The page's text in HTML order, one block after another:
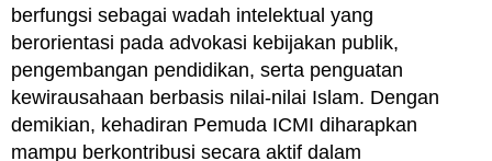
berfungsi sebagai wadah intelektual yang
berorientasi pada advokasi kebijakan publik,
pengembangan pendidikan, serta penguatan
kewirausahaan berbasis nilai-nilai Islam. Dengan
demikian, kehadiran Pemuda ICMI diharapkan
mampu berkontribusi secara aktif dalam